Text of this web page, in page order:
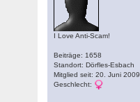
I Love Anti-Scam!
Beiträge: 1658
Standort: Dörfles-Esbach
Mitglied seit: 20. Juni 2009
Geschlecht: